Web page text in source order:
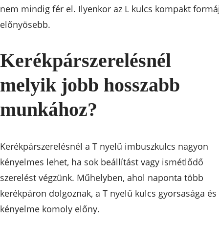
nem mindig fér el. Ilyenkor az L kulcs kompakt
előnyösebb.
Kerékpárszerelésnél
melyik jobb hosszabb
munkához?
Kerékpárszerelésnél a T nyelű imbuszkulcs nagyon
kényelmes lehet, ha sok beállítást vagy ismétlődő
szerelést végzünk. Műhelyben, ahol naponta több
kerékpáron dolgoznak, a T nyelű kulcs gyorsasága és
kényelme komoly előny.